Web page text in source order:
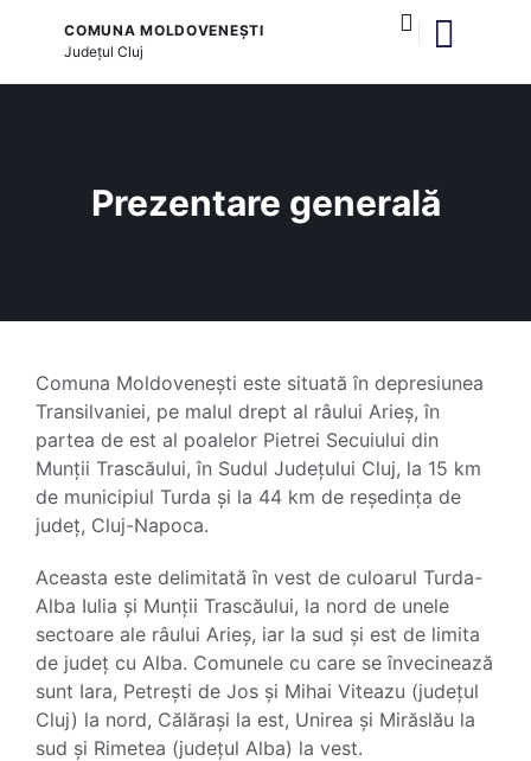
COMUNA MOLDOVENEȘTI
JudețulCluj
Prezentare generală
Comuna Moldovenești este situată în depresiunea
Transilvaniei, pe malul drept al râului Arieș, în
partea de est al poalelor Pietrei Secuiului din
Munții Trascăului, în Sudul Județului Cluj, la 15 km
de municipiul Turda și la 44 km de reședința de
județ, Cluj-Napoca.
Aceasta este delimitată în vest de culoarul Turda-
Alba Iulia și Munții Trascăului, la nord de unele
sectoare ale râului Arieș, iar la sud și est de limita
de județ cu Alba. Comunele cu care se învecinează
sunt Iara, Petrești de Jos și Mihai Viteazu (județul
Cluj) la nord, Călărași la est, Unirea și Mirăslău la
sud și Rimetea (județul Alba) la vest.